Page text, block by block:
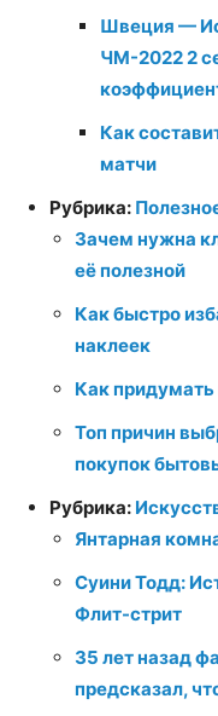
Швеция —
ЧМ-2022 2
Как
матчи
Рубрика:
Зачем нужна
её полезной
Как быстро
наклеек
Как придумать
Топ причин
покупок
Рубрика:
Янтарная
Суини Тодд:
Флит-стрит
35 лет назад
предсказал,